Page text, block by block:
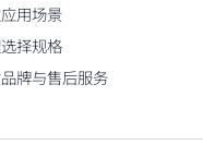
用场景
择规格
牌与售后服务